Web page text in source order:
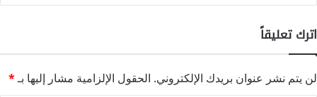
اترك تعليقاً
لن يتم نشر عنوان بريدك الإلكتروني. الحقول الإلزامية مشار إليها بـ*